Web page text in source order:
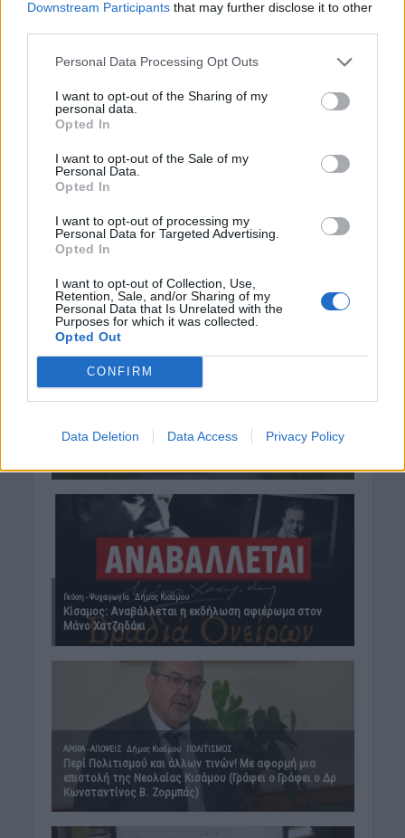
Downstream Participants that may further disclose it to other
Personal Data Processing Opt Outs
I want to opt-out of the Sharing of my
personal data.
Opted In
I want to opt-out of the Sale of my
Personal Data.
Opted In
I want to opt-out of processing my
Personal Data for Targeted Advertising.
Opted In
I want to opt-out of Collection, Use,
Retention, Sale, and/or Sharing of my
Personal Data that Is Unrelated with the
Purposes for which it was collected.
Opted Out
CONFIRM
Data Deletion Data Access Privacy Policy